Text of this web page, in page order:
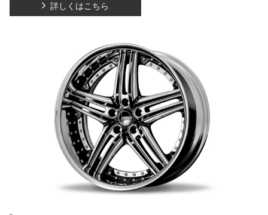
詳しくはこちら